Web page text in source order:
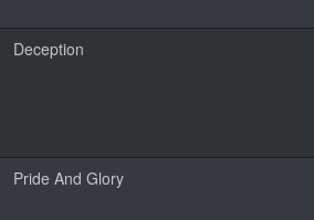
Deception
Pride And Glory